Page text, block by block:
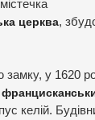
церква,
у 1620
келій.